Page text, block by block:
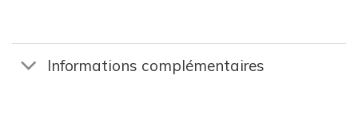
Informations complémentaires